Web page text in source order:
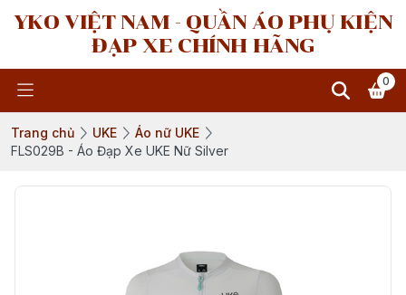
YKO VIỆT NAM - QUẦN ÁO PHỤ KIỆN
ĐẠP XE CHÍNH HÃNG
0
Trang chủ UKE
Áo nữ UKE
FLS029B - Áo Đạp Xe UKE Nữ Silver